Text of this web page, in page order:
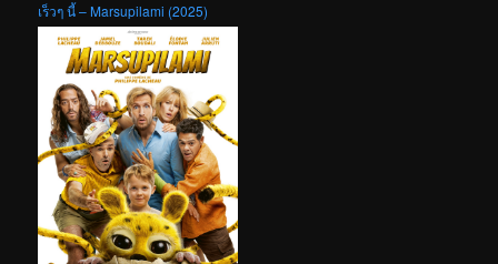
เร็วๆ นี้ – Marsupilami (2025)